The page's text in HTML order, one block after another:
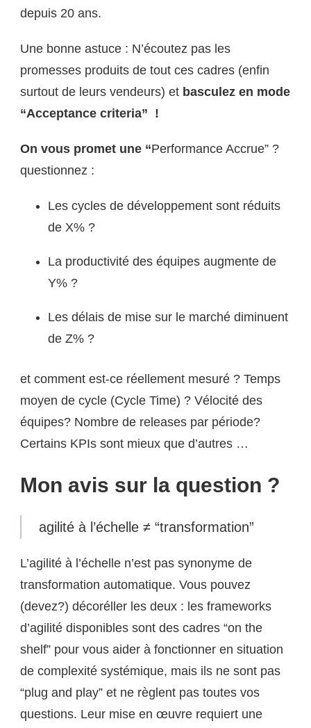
depuis 20 ans.
Une bonne astuce : N’écoutez pas les
promesses produits de tout ces cadres (enfin
surtout de leurs vendeurs) et basculez en mode
“Acceptance criteria” !
On vous promet une “Performance Accrue” ?
questionnez :
Les cycles de développement sont réduits
de X% ?
La productivité des équipes augmente de
Y% ?
Les délais de mise sur le marché diminuent
de Z% ?
et comment est-ce réellement mesuré ? Temps
moyen de cycle (Cycle Time) ? Vélocité des
équipes? Nombre de releases par période?
Certains KPIs sont mieux que d’autres …
Mon avis sur la question ?
agilité à l’échelle ≠ “transformation”
L’agilité à l’échelle n’est pas synonyme de
transformation automatique. Vous pouvez
(devez?) décoréller les deux : les frameworks
d’agilité disponibles sont des cadres “on the
shelf” pour vous aider à fonctionner en situation
de complexité systémique, mais ils ne sont pas
“plug and play” et ne règlent pas toutes vos
questions. Leur mise en œuvre requiert une